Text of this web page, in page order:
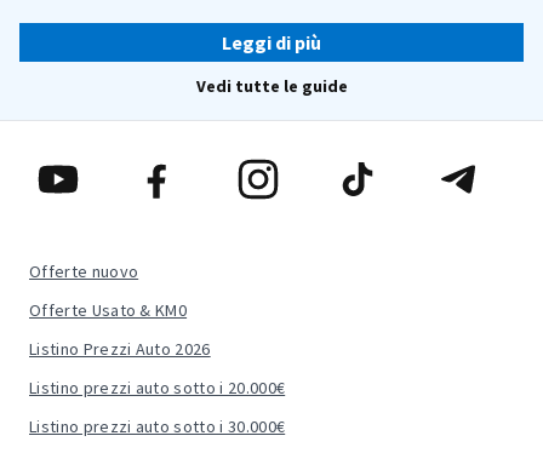
Leggi di più
Vedi tutte le guide
Offerte nuovo
Offerte Usato & KM0
Listino Prezzi Auto 2026
Listino prezzi auto sotto i 20.000€
Listino prezzi auto sotto i 30.000€